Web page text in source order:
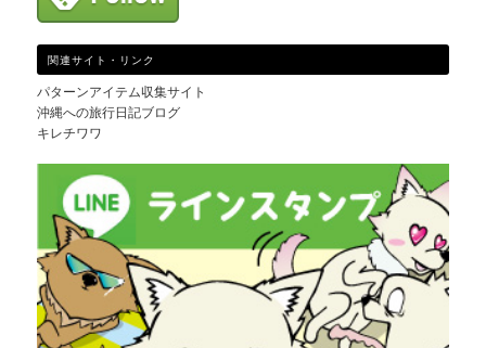
関連サイト・リンク
パターンアイテム収集サイト
沖縄への旅行日記ブログ
キレチワワ